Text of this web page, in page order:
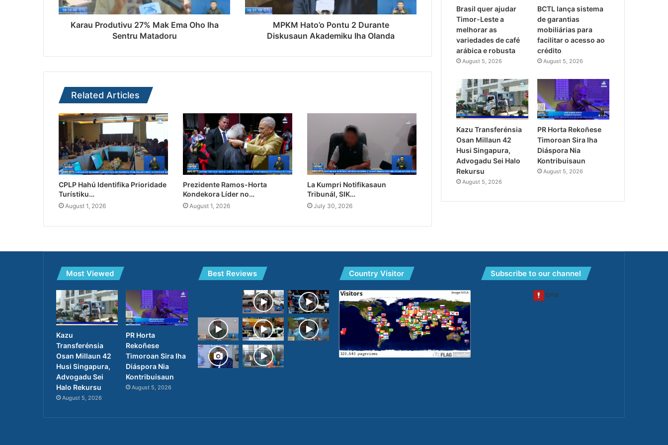
Karau Produtivu 27% Mak Ema Oho Iha
Sentru Matadoru
MPKM Hato’o Pontu 2 Durante
Diskusaun Akademiku Iha Olanda
Related Articles
CPLP Hahú Identifika Prioridade
Turístiku…
August 1, 2026
Prezidente Ramos-Horta
Kondekora Líder no…
August 1, 2026
La Kumpri Notifikasaun
Tribunál, SIK…
July 30, 2026
Brasil quer ajudar
Timor-Leste a
melhorar as
variedades de café
arábica e robusta
August 5, 2026
BCTL lança sistema
de garantias
mobiliárias para
facilitar o acesso ao
crédito
August 5, 2026
Kazu Transferénsia
Osan Millaun 42
Husi Singapura,
Advogadu Sei Halo
Rekursu
August 5, 2026
PR Horta Rekoñese
Timoroan Sira Iha
Diáspora Nia
Kontribuisaun
August 5, 2026
Most Viewed
Kazu
Transferénsia
Osan Millaun 42
Husi Singapura,
Advogadu Sei
Halo Rekursu
August 5, 2026
PR Horta
Rekoñese
Timoroan Sira Iha
Diáspora Nia
Kontribuisaun
August 5, 2026
Best Reviews Country Visitor Subscribe to our channel